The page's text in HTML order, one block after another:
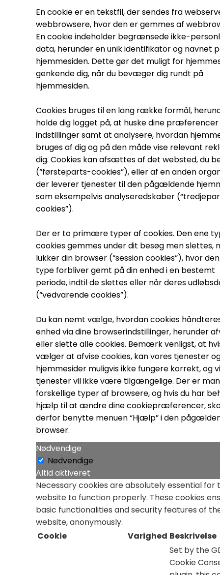
En cookie er en tekstfil, der sendes fra
webbrowsere, hvor den er gemmes af
En cookie indeholder begrænsede ikke-
data, herunder en unik identifikator og navnet
hjemmesiden. Dette gør det muligt for
genkende dig, når du bevæger dig rundt på
hjemmesiden.
Cookies bruges til en lang række formål,
holde dig logget på, at huske dine præferencer
indstillinger samt at analysere, hvordan
bruges af dig og på den måde vise relevant
dig. Cookies kan afsættes af det websted, du
(“førsteparts-cookies”), eller af en anden
der leverer tjenester til den pågældende
som eksempelvis analyseredskaber
cookies”).
Der er to primære typer af cookies. Den ene
cookies gemmes under dit besøg men slettes,
lukker din browser (“session cookies”), hvor
type forbliver gemt på din enhed i en bestemt
periode, indtil de slettes eller når deres
(“vedvarende cookies”).
Du kan nemt vælge, hvordan cookies
enhed via dine browserindstillinger, herunder
eller slette alle cookies. Bemærk venligst, at
vælger at afvise cookies, kan vores tjenester
hjemmesider muligvis ikke fungere korrekt, og
tjenester vil ikke være tilgængelige. Der er
forskellige typer af browsere, og hvis du har
hjælp til at ændre dine cookiepræferencer,
derfor benytte menuen “Hjælp” i den
browser.
Nødvendige
Nødvendige
Altid aktiveret
Necessary cookies are absolutely essential for
website to function properly. These cookies
basic functionalities and security features of
website, anonymously.
Cookie
Varighed Beskrivelse
Set by the
Cookie